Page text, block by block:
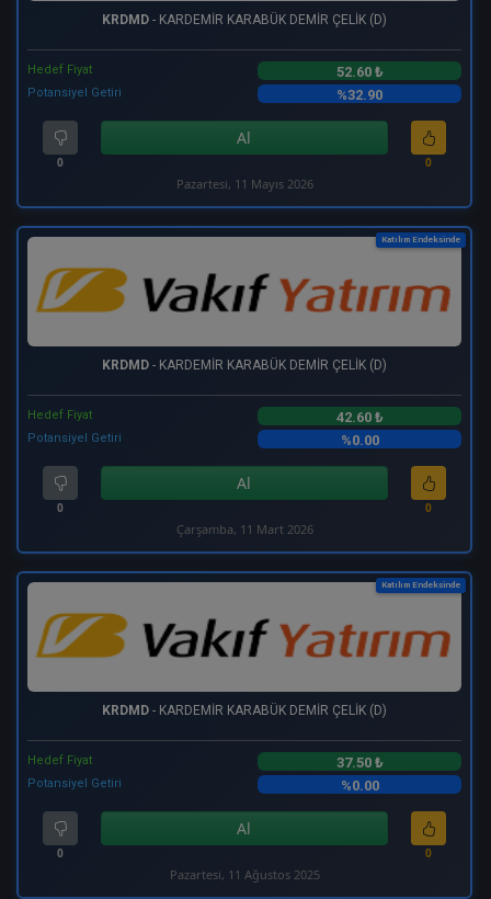
KRDMD - KARDEMİR KARABÜK DEMİR ÇELİK (D)
Hedef Fiyat 52.60 ₺
Potansiyel Getiri %32.90
0
Al
0
Pazartesi, 11 Mayıs 2026
Katılım Endeksinde
KRDMD - KARDEMİR KARABÜK DEMİR ÇELİK (D)
Hedef Fiyat 42.60 ₺
Potansiyel Getiri %0.00
0
Al
0
Çarşamba, 11 Mart 2026
Katılım Endeksinde
KRDMD - KARDEMİR KARABÜK DEMİR ÇELİK (D)
Hedef Fiyat 37.50 ₺
Potansiyel Getiri %0.00
0
Al
0
Pazartesi, 11 Ağustos 2025